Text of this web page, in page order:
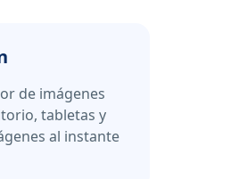
de imágenes
tabletas y
al instante